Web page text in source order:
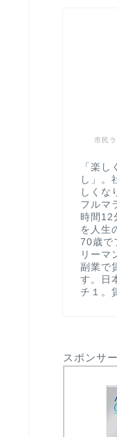
市民
「楽
し」。
しくな
フルマ
時間12
を人生
70歳で
リーマ
副業で
す。日
チ１。
スポンサ